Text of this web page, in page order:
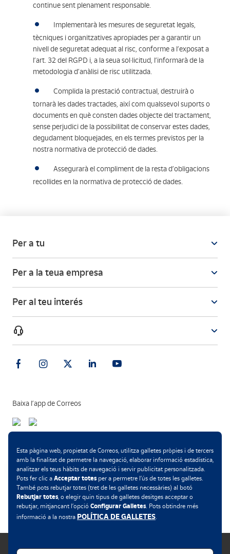
continue sent plenament responsable.
Implementarà les mesures de seguretat legals,
tècniques i organitzatives apropiades per a garantir un
nivell de seguretat adequat al risc, conforme a l’exposat a
l’art. 32 del RGPD i, a la seua sol·licitud, l’informarà de la
metodologia d’anàlisi de risc utilitzada.
Complida la prestació contractual, destruirà o
tornarà les dades tractades, així com qualssevol suports o
documents en què consten dades objecte del tractament,
sense perjudici de la possibilitat de conservar estes dades,
degudament bloquejades, en els termes previstos per la
nostra normativa de protecció de dades.
Assegurarà el compliment de la resta d’obligacions
recollides en la normativa de protecció de dades.
Per a tu
Per a la teua empresa
Per al teu interés
Baixa l’app de Correos
Esta pàgina web, propietat de Correos, utilitza galletes pròpies i de tercers
amb la finalitat de permetre la navegació, elaborar informació estadística,
analitzar els teus hàbits de navegació i servir publicitat personalitzada.
Pots fer clic a Acceptar totesper a permetre l’ús de totes les galletes.
També pots rebutjar totes (tret de les galletes necessàries) al botó
Rebutjar totes, o elegir quin tipus de galletes desitges acceptar o
rebutjar, mitjançant l’opció Configurar Galletes. Pots obtindre més
informació a la nostra POLÍTICA DE GALLETES.